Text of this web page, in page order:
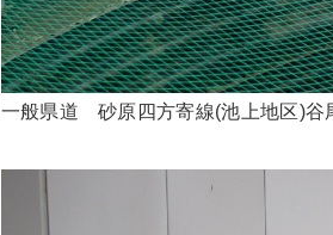
一般県道 砂原四方寄線(池上地区)